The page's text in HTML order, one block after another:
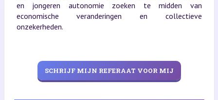
en jongeren autonomie zoeken te midden van
economische veranderingen en collectieve
onzekerheden.
SCHRIJF MIJN REFERAAT VOOR MIJ